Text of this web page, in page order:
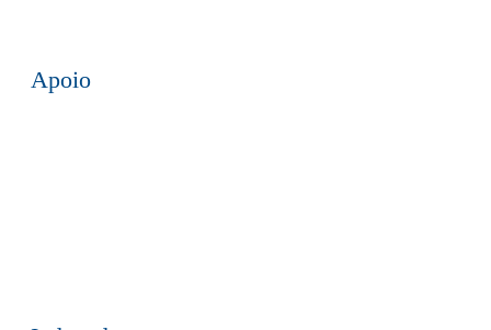
Apoio